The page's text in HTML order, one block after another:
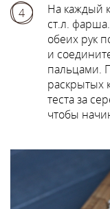
4
На каждый
ст.л.
обеих рук
и
пальцами.
раскрытых
теста за
чтобы